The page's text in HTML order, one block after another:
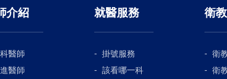
498zx5細胞治療
內容導讀00:00
完全性脊髓損傷
介紹
醫師
醫師
就醫服務
掛號服務
該看哪一科
衛
衛
衛